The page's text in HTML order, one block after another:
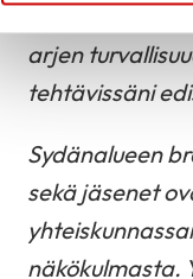
ammattilainen,
arjen
tehtävissäni
Sydänalueen
sekä jäsenet
näkökulmasta.